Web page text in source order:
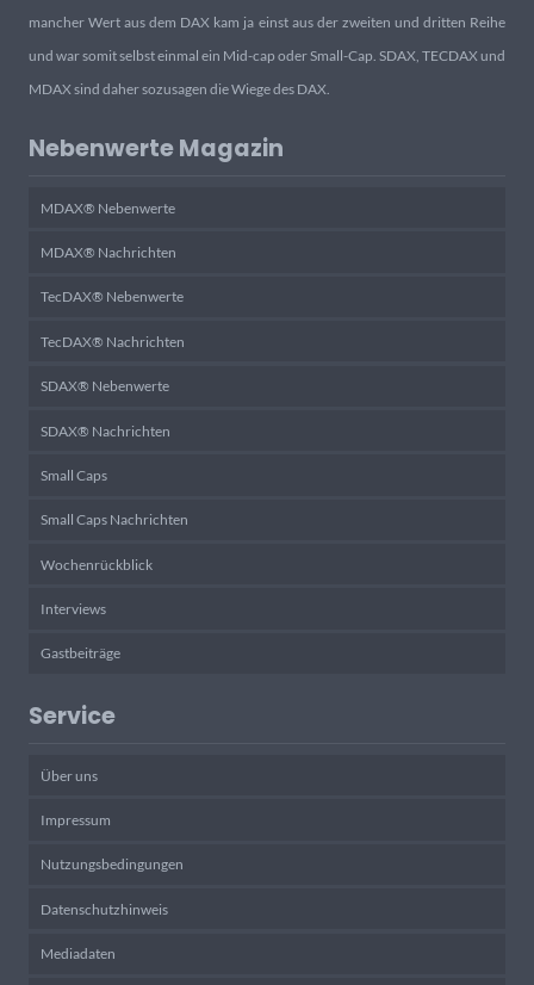
mancher Wert aus dem DAX kam ja einst aus der zweiten und dritten Reihe
und war somit selbst einmal ein Mid-cap oder Small-Cap. SDAX, TECDAX und
MDAX sind daher sozusagen die Wiege des DAX.
Nebenwerte Magazin
MDAX® Nebenwerte
MDAX® Nachrichten
TecDAX® Nebenwerte
TecDAX® Nachrichten
SDAX® Nebenwerte
SDAX® Nachrichten
Small Caps
Small Caps Nachrichten
Wochenrückblick
Interviews
Gastbeiträge
Service
Über uns
Impressum
Nutzungsbedingungen
Datenschutzhinweis
Mediadaten